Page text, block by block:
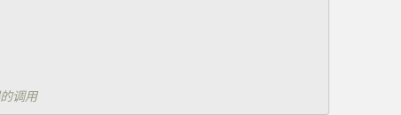
# t("未绑定方法对象，需要传递一个实例")  # 错误的调用